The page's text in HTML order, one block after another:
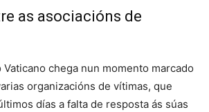
as asociacións de
chega nun momento marcado
organizacións de vítimas, que
días a falta de resposta ás súas